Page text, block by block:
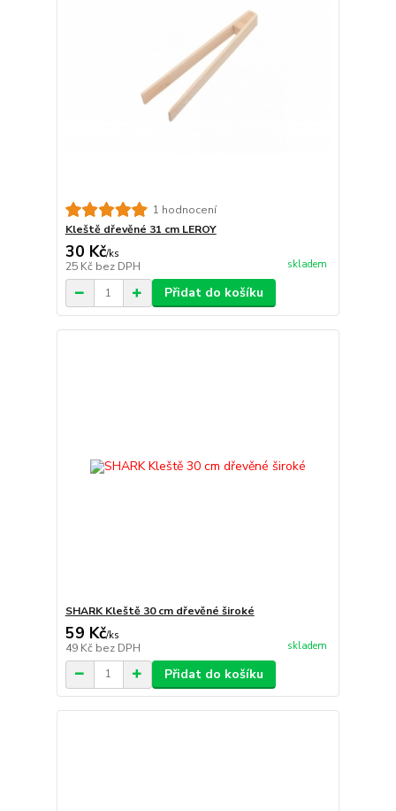
1 hodnocení
Kleště dřevěné 31 cm LEROY
30 Kč/ks
25 Kč bez DPH skladem
Přidat do košíku
SHARK Kleště 30 cm dřevěné široké
59 Kč/ks
49 Kč bez DPH skladem
Přidat do košíku